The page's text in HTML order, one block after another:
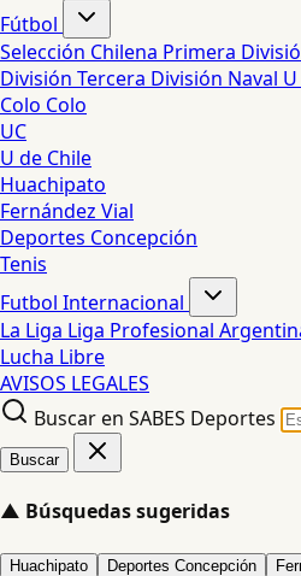
Fútbol
Selección Chilena Primera
División Tercera División Naval
Colo Colo
UC
U de Chile
Huachipato
Fernández Vial
Deportes Concepción
Tenis
Futbol Internacional
La Liga Liga Profesional
Lucha Libre
AVISOS LEGALES
Buscar en SABES Deportes
Buscar
▲ Búsquedas sugeridas
Huachipato Deportes Concepción